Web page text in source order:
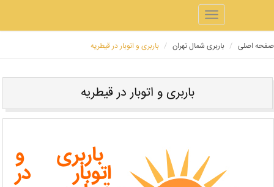
Toggle
اصلی باربری شمال تهران باربری و اتوبار در قیطریه
باربری و اتوبار در قیطریه
باربری و
اتوبار در